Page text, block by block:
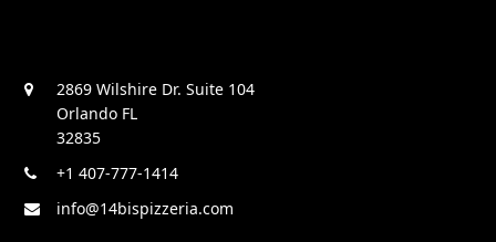
2869 Wilshire Dr. Suite 104
Orlando FL
32835
+1 407-777-1414
info@14bispizzeria.com